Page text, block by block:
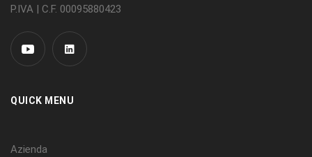
P.IVA | C.F. 00095880423
QUICK MENU
Azienda